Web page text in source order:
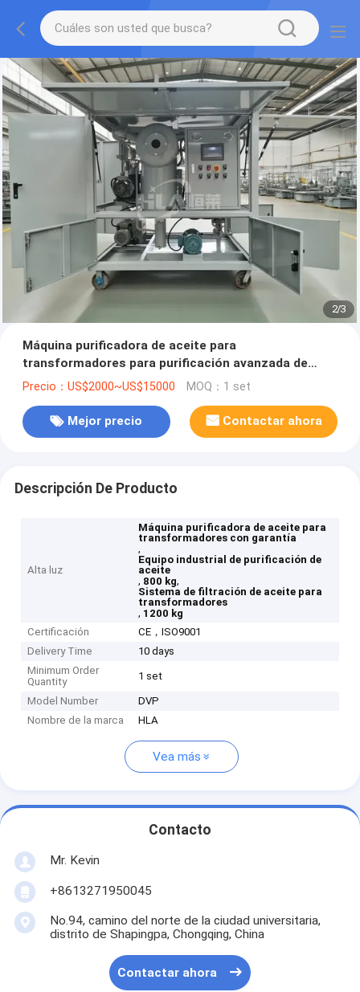
2/3
Máquina purificadora de aceite para
transformadores para purificación avanzada de
aceite, término FOB/CIF/CFR, 800 kg - 1200 kg
Precio：US$2000~US$15000 MOQ：1 set
Mejor precio Contactar ahora
Descripción De Producto
Alta luz
Máquina purificadora de aceite para
transformadores con garantía
,
Equipo industrial de purificación de
aceite
, 800 kg,
Sistema de filtración de aceite para
transformadores
, 1200 kg
Certificación
CE，ISO9001
Delivery Time
10 days
Minimum Order
Quantity
1 set
Model Number
DVP
Nombre de la marca
HLA
Vea más
Contacto
Mr. Kevin
+8613271950045
No.94, camino del norte de la ciudad universitaria,
distrito de Shapingpa, Chongqing, China
Contactar ahora